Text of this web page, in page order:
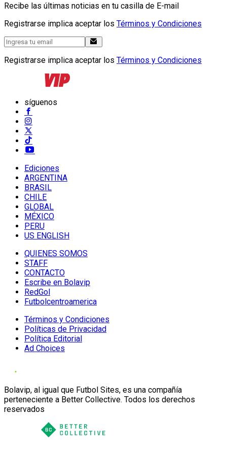
Recibe las últimas noticias en tu casilla de E-mail
Registrarse implica aceptar los Términos y Condiciones
Registrarse implica aceptar los Términos y Condiciones
síguenos
Ediciones
ARGENTINA
BRASIL
CHILE
GLOBAL
MÉXICO
PERU
US ENGLISH
QUIENES SOMOS
STAFF
CONTACTO
Escribe en Bolavip
RedGol
Futbolcentroamerica
Términos y Condiciones
Políticas de Privacidad
Política Editorial
Ad Choices
Bolavip, al igual que Futbol Sites, es una compañía
perteneciente a Better Collective. Todos los derechos
reservados